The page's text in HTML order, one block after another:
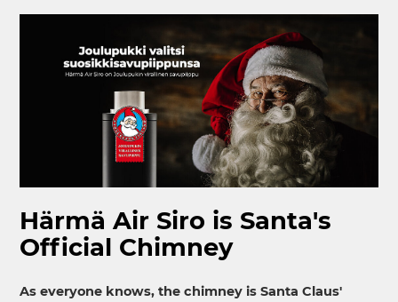
Härmä Air Siro is Santa's
Official Chimney
As everyone knows, the chimney is Santa Claus'